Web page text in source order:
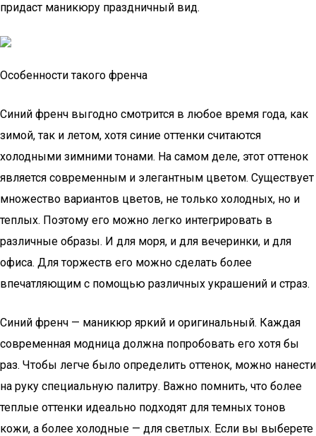
придаст маникюру праздничный вид.
Особенности такого френча
Синий френч выгодно смотрится в любое время года, как
зимой, так и летом, хотя синие оттенки считаются
холодными зимними тонами. На самом деле, этот оттенок
является современным и элегантным цветом. Существует
множество вариантов цветов, не только холодных, но и
теплых. Поэтому его можно легко интегрировать в
различные образы. И для моря, и для вечеринки, и для
офиса. Для торжеств его можно сделать более
впечатляющим с помощью различных украшений и страз.
Синий френч — маникюр яркий и оригинальный. Каждая
современная модница должна попробовать его хотя бы
раз. Чтобы легче было определить оттенок, можно нанести
на руку специальную палитру. Важно помнить, что более
теплые оттенки идеально подходят для темных тонов
кожи, а более холодные — для светлых. Если вы выберете